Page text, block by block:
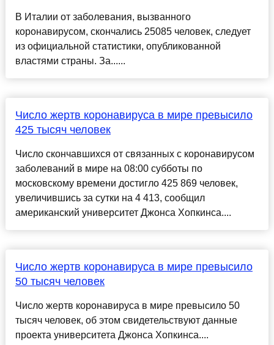
В Италии от заболевания, вызванного
коронавирусом, скончались 25085 человек, следует
из официальной статистики, опубликованной
властями страны. За......
Число жертв коронавируса в мире превысило
425 тысяч человек
Число скончавшихся от связанных с коронавирусом
заболеваний в мире на 08:00 субботы по
московскому времени достигло 425 869 человек,
увеличившись за сутки на 4 413, сообщил
американский университет Джонса Хопкинса....
Число жертв коронавируса в мире превысило
50 тысяч человек
Число жертв коронавируса в мире превысило 50
тысяч человек, об этом свидетельствуют данные
проекта университета Джонса Хопкинса....